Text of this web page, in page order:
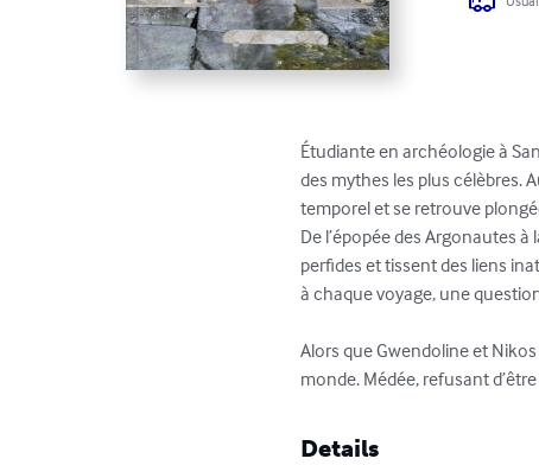
Étudiante en archéologie à
des mythes les plus célèbres.
temporel et se retrouve
De l’épopée des Argonautes
perfides et tissent des liens
à chaque voyage, une
Alors que Gwendoline et
monde. Médée, refusant
Details